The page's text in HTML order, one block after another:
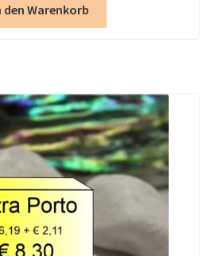
den Warenkorb